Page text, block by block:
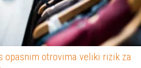
opasnim otrovima veliki rizik za